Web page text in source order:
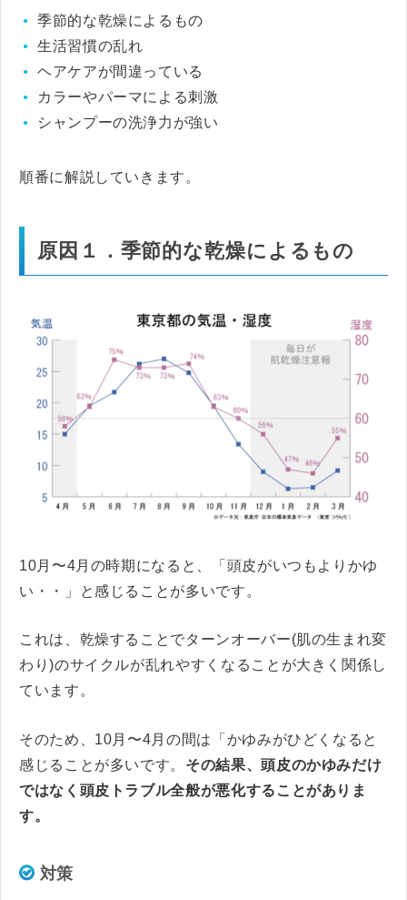
季節的な乾燥によるもの
生活習慣の乱れ
ヘアケアが間違っている
カラーやパーマによる刺激
シャンプーの洗浄力が強い
順番に解説していきます。
原因１．季節的な乾燥によるもの
10月〜4月の時期になると、「頭皮がいつもよりかゆ
い・・」と感じることが多いです。
これは、乾燥することでターンオーバー(肌の生まれ変
わり)のサイクルが乱れやすくなることが大きく関係し
ています。
そのため、10月〜4月の間は「かゆみがひどくなると
感じることが多いです。 その結果、頭皮のかゆみだけ
ではなく頭皮トラブル全般が悪化することがありま
す。
対策